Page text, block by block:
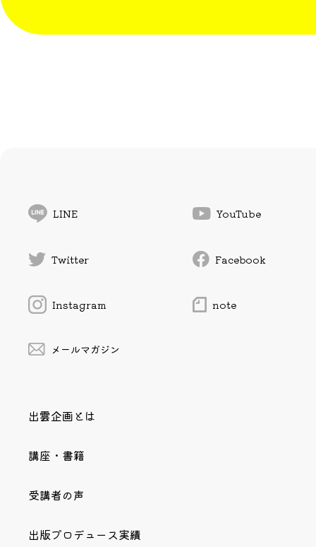
LINE YouTube
Twitter Facebook
Instagram note
メールマガジン
出雲企画とは
講座・書籍
受講者の声
出版プロデュース実績